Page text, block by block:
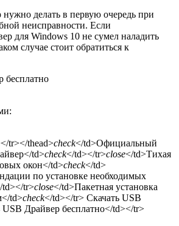
нужно делать в первую очередь при
неисправности. Если
для Windows 10 не сумел наладить
случае стоит обратиться к
бесплатно
tr></thead>check</td>Официальный
td>check</td></tr>close</td>Тихая
окон</td>check</td>
по установке необходимых
td></tr>close</td>Пакетная установка
td>check</td></tr> Скачать USB
Драйвер бесплатно</td></tr>